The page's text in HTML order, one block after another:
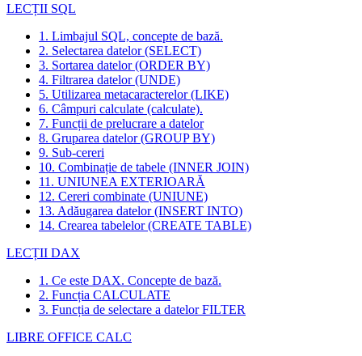
LECȚII SQL
1. Limbajul SQL, concepte de bază.
2. Selectarea datelor (SELECT)
3. Sortarea datelor (ORDER BY)
4. Filtrarea datelor (UNDE)
5. Utilizarea metacaracterelor (LIKE)
6. Câmpuri calculate (calculate).
7. Funcții de prelucrare a datelor
8. Gruparea datelor (GROUP BY)
9. Sub-cereri
10. Combinație de tabele (INNER JOIN)
11. UNIUNEA EXTERIOARĂ
12. Cereri combinate (UNIUNE)
13. Adăugarea datelor (INSERT INTO)
14. Crearea tabelelor (CREATE TABLE)
LECȚII DAX
1. Ce este DAX. Concepte de bază.
2. Funcția CALCULATE
3. Funcția de selectare a datelor FILTER
LIBRE OFFICE CALC